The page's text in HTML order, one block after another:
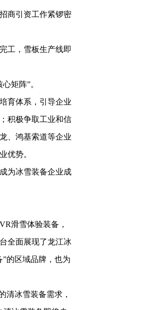
商引资工作紧锣密
工，雪板生产线即
矩阵”。
育体系，引导企业
积极争取工业和信
、鸿基索道等企业
优势。
为冰雪装备企业成
滑雪体验装备，
全面展现了龙江冰
的区域品牌，也为
清冰雪装备需求，